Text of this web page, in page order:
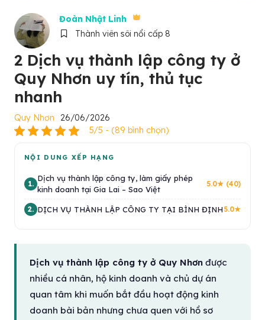
Đoàn Nhật Linh
Thành viên sôi nổi cấp 8
2 Dịch vụ thành lập công ty ở
Quy Nhơn uy tín, thủ tục
nhanh
Quy Nhơn
26/06/2026
5/5 - (89 bình chọn)
NỘI DUNG XẾP HẠNG
1.
Dịch vụ thành lập công ty, làm giấy phép
kinh doanh tại Gia Lai – Sao Việt
5.0★ (40)
2. DỊCH VỤ THÀNH LẬP CÔNG TY TẠI BÌNH ĐỊNH5.0★
Dịch vụ thành lập công ty ở Quy Nhơn được
nhiều cá nhân, hộ kinh doanh và chủ dự án
quan tâm khi muốn bắt đầu hoạt động kinh
doanh bài bản nhưng chưa quen với hồ sơ